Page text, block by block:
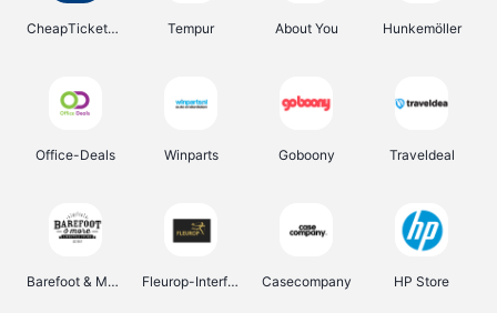
CheapTickets.be Tempur About You Hunkemöller
Office-Deals Winparts Goboony Traveldeal
Barefoot & More Fleurop-Interflora Casecompany HP Store